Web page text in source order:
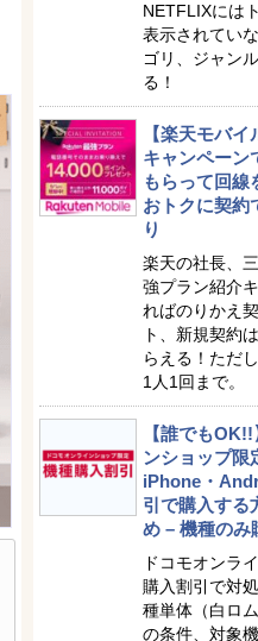
NETFLIXには
表示されてい
ゴリ、ジャン
る！
【楽天モバ
キャンペーン
もらって回線
おトクに契約
り
楽天の社長、
強プラン紹介
ればのりかえ
ト、新規契約
らえる！ただ
1人1回まで。
【誰でも
ンショップ限
iPhone・
引で購入する
め – 機種のみ
ドコモオンラ
購入割引で対
種単体（白ロ
の条件、対象